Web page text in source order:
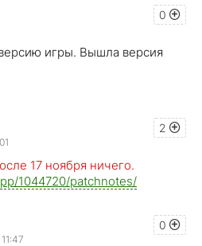
0
игры. Вышла версия
2
17 ноября ничего.
1044720/patchnotes/
0